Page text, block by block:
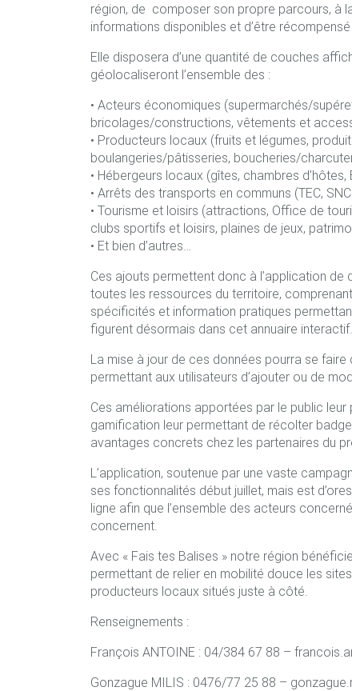
région, de composer son propre parcours, à
informations disponibles et d’être
Elle disposera d’une quantité de couches
géolocaliseront l’ensemble des :
• Acteurs économiques (supermarchés/
bricolages/constructions, vêtements et
• Producteurs locaux (fruits et légumes,
boulangeries/pâtisseries, boucheries/
• Hébergeurs locaux (gîtes, chambres d’hôtes,
• Arrêts des transports en communs (TEC,
• Tourisme et loisirs (attractions, Office de
clubs sportifs et loisirs, plaines de jeux,
• Et bien d’autres…
Ces ajouts permettent donc à l’application
toutes les ressources du territoire,
spécificités et information pratiques
figurent désormais dans cet annuaire interactif.
La mise à jour de ces données pourra se faire
permettant aux utilisateurs d’ajouter ou de
Ces améliorations apportées par le public
gamification leur permettant de récolter
avantages concrets chez les partenaires du
L’application, soutenue par une vaste
ses fonctionnalités début juillet, mais est
ligne afin que l’ensemble des acteurs
concernent.
Avec « Fais tes Balises » notre région
permettant de relier en mobilité douce les
producteurs locaux situés juste à côté.
Renseignements :
François ANTOINE : 04/384 67 88 –
Gonzague MILIS : 0476/77 25 88 –